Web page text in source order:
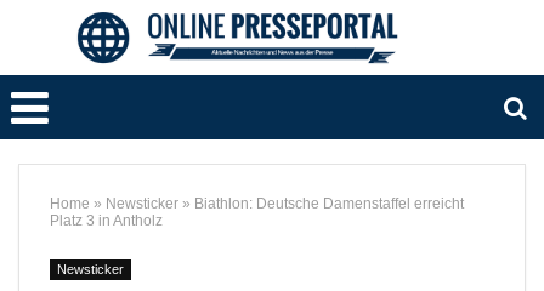
Home » Newsticker » Biathlon: Deutsche Damenstaffel erreicht
Platz 3 in Antholz
Newsticker